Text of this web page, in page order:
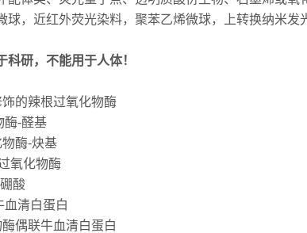
球，近红外荧光染料，聚苯乙烯微球，上转换纳米
研，不能用于人体！
的辣根过氧化物酶
酶-醛基
酶-炔基
氧化物酶
酸
血清白蛋白
偶联牛血清白蛋白